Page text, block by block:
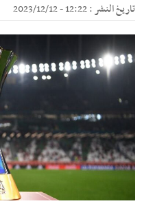
تاريخ النشر : 12:22 - 2023/12/12